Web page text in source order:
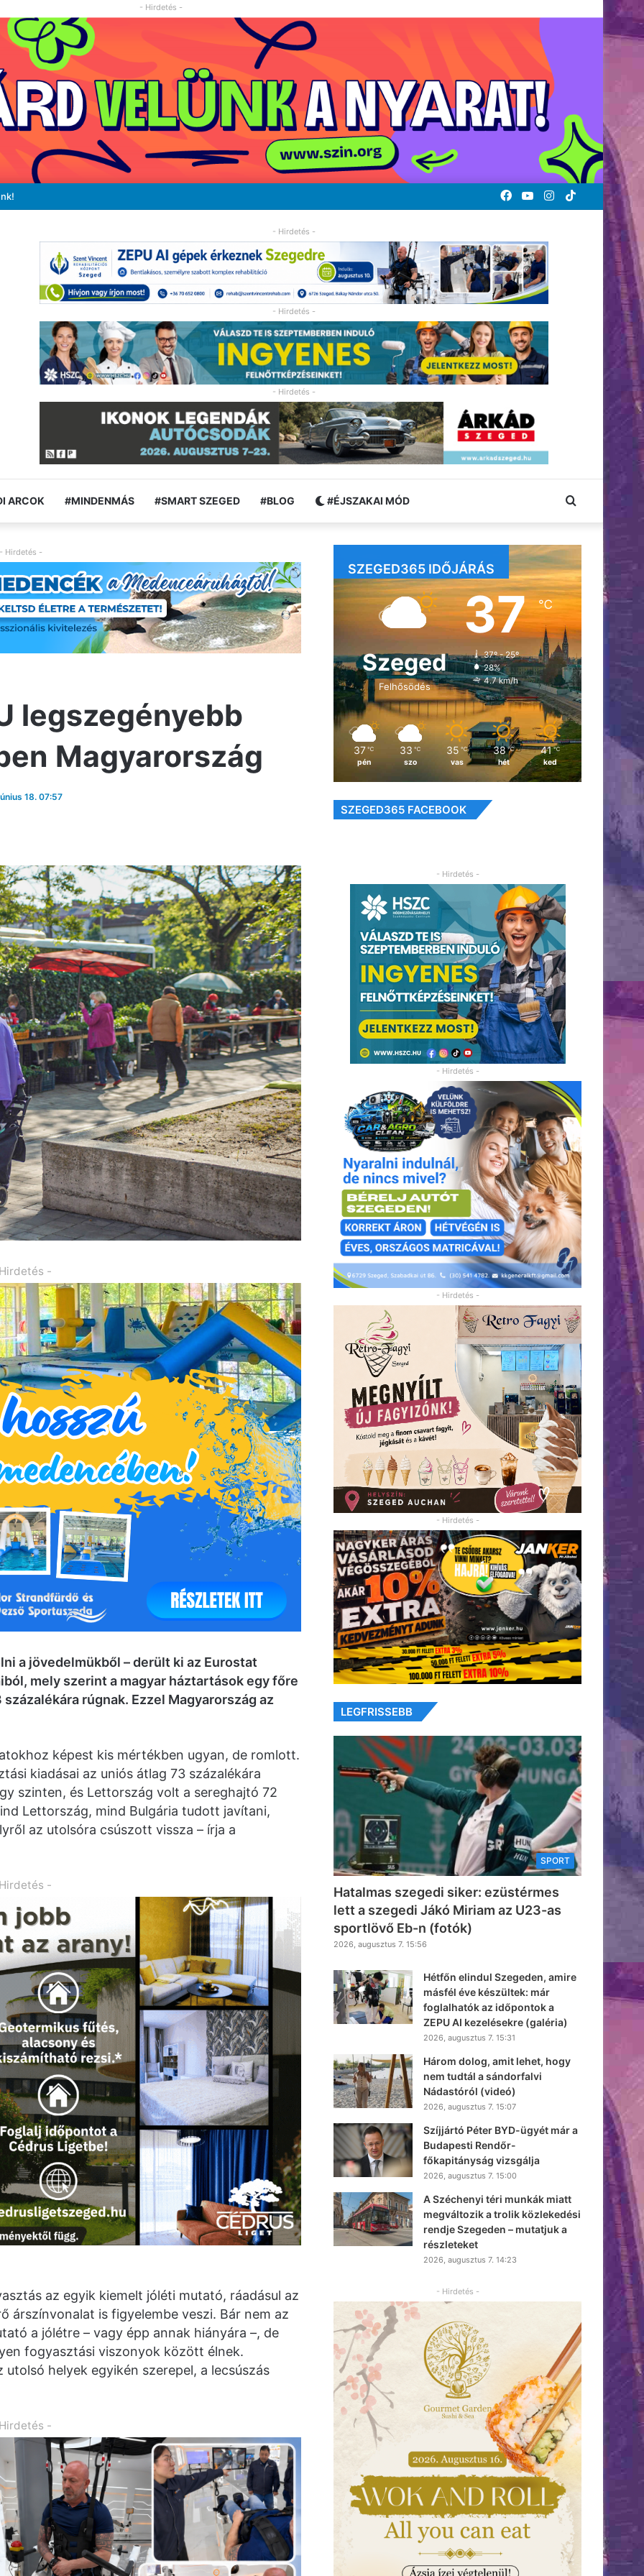
- Hirdetés -
TikTok
Instagram
YouTube
Facebook
- Hirdetés -
- Hirdetés -
- Hirdetés -
ARCOK #MINDENMÁS #SMART SZEGED #BLOG #ÉJSZAKAI MÓD Keresés:
- Hirdetés -
legszegényebb
Magyarország
18. 07:57
-
a jövedelmükből – derült ki az Eurostat
mely szerint a magyar háztartások egy főre
rúgnak. Ezzel Magyarország az
képest kis mértékben ugyan, de romlott.
kiadásai az uniós átlag 73 százalékára
szinten, és Lettország volt a sereghajtó 72
Lettország, mind Bulgária tudott javítani,
az utolsóra csúszott vissza – írja a
-
az egyik kiemelt jóléti mutató, ráadásul az
árszínvonalat is figyelembe veszi. Bár nem az
a jólétre – vagy épp annak hiányára –, de
fogyasztási viszonyok között élnek.
helyek egyikén szerepel, a lecsúszás
-
SZEGED365 IDŐJÁRÁS
Szeged
Felhősödés
37℃
37º - 25º
28%
4.7 km/h
37 ℃
pén
33 ℃
szo
35 ℃
vas
38 ℃
hét
41 ℃
ked
SZEGED365 FACEBOOK
- Hirdetés -
- Hirdetés -
- Hirdetés -
- Hirdetés -
LEGFRISSEBB
SPORT
Hatalmas szegedi siker: ezüstérmes
lett a szegedi Jákó Miriam az U23-as
sportlövő Eb-n (fotók)
2026, augusztus 7. 15:56
Hétfőn elindul Szegeden, amire
másfél éve készültek: már
foglalhatók az időpontok a
ZEPU AI kezelésekre (galéria)
2026, augusztus 7. 15:31
Három dolog, amit lehet, hogy
nem tudtál a sándorfalvi
Nádastóról (videó)
2026, augusztus 7. 15:07
Szíjjártó Péter BYD-ügyét már a
Budapesti Rendőr-
főkapitányság vizsgálja
2026, augusztus 7. 15:00
A Széchenyi téri munkák miatt
megváltozik a trolik közlekedési
rendje Szegeden – mutatjuk a
részleteket
2026, augusztus 7. 14:23
- Hirdetés -